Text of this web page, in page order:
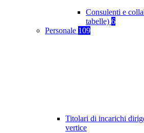
Consulenti e
tabelle) 6
Personale 109
Titolari di incarichi
vertice